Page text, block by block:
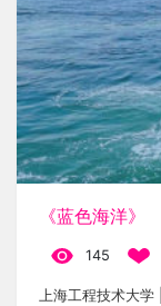
《蓝色海洋》
145
上海工程技术大学